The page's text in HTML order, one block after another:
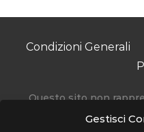
Gestisci
Condizioni Generali
Questo sito non
testata giornalistica in